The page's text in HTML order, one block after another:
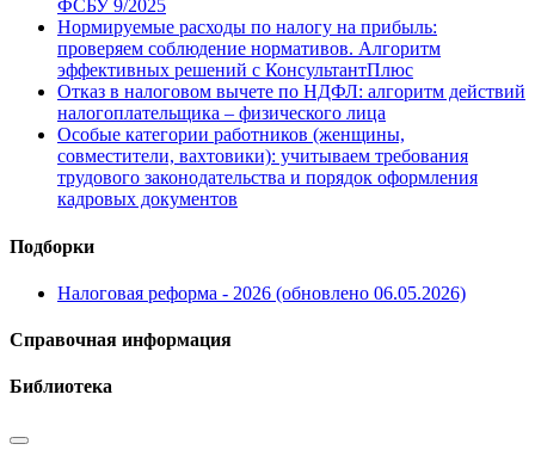
ФСБУ 9/2025
Нормируемые расходы по налогу на прибыль:
проверяем соблюдение нормативов. Алгоритм
эффективных решений с КонсультантПлюс
Отказ в налоговом вычете по НДФЛ: алгоритм действий
налогоплательщика – физического лица
Особые категории работников (женщины,
совместители, вахтовики): учитываем требования
трудового законодательства и порядок оформления
кадровых документов
Подборки
Налоговая реформа - 2026 (обновлено 06.05.2026)
Справочная информация
Библиотека